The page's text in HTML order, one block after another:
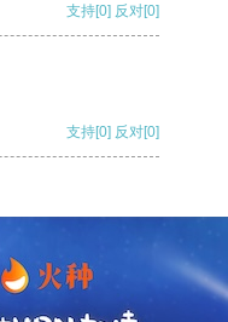
支持[0] 反对[0]
支持[0] 反对[0]